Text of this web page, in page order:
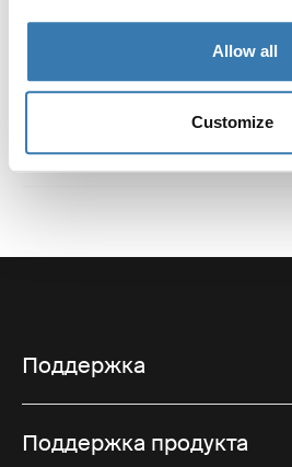
Allow all
Customize
Toggle guides and instructions
Поддержка
Поддержка продукта